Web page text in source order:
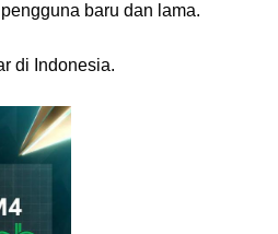
baru dan lama.
di Indonesia.